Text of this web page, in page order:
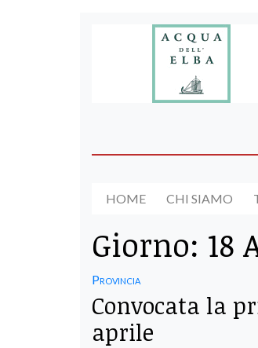
HOME CHI SIAMO
Giorno: 18
Provincia
Convocata la
aprile